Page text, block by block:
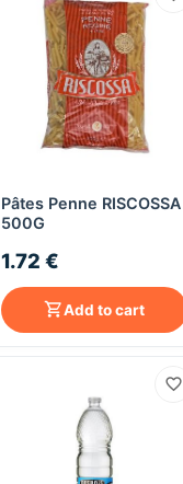
Quick View
Pâtes Penne RISCOSSA
500G
1.72 €
Add to cart